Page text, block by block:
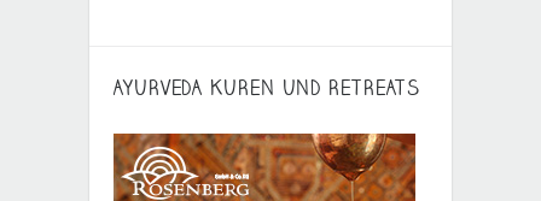
AYURVEDA KUREN UND RETREATS